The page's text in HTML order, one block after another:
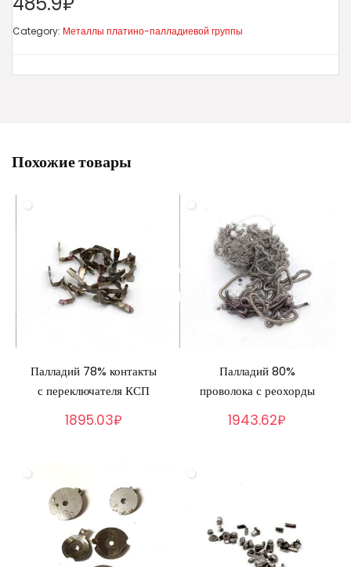
Category: Металлы платино-палладиевой группы
Похожие товары
Палладий 78% контакты
с переключателя КСП
1895.03₽
Палладий 80%
проволока с реохорды
1943.62₽